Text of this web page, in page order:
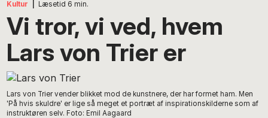
Kultur Læsetid 6 min.
Vi tror, vi ved, hvem
Lars von Trier er
Lars von Trier vender blikket mod de kunstnere, der har formet ham. Men
'På hvis skuldre' er lige så meget et portræt af inspirationskilderne som af
instruktøren selv. Foto: Emil Aagaard